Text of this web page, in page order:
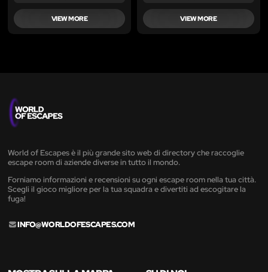
VIEW MORE VIEW MORE
World of Escapes è il più grande sito web di directory che raccoglie
escape room di aziende diverse in tutto il mondo.
Forniamo informazioni e recensioni su ogni escape room nella tua città.
Scegli il gioco migliore per la tua squadra e divertiti ad escogitare la
fuga!
INFO@WORLDOFESCAPES.COM